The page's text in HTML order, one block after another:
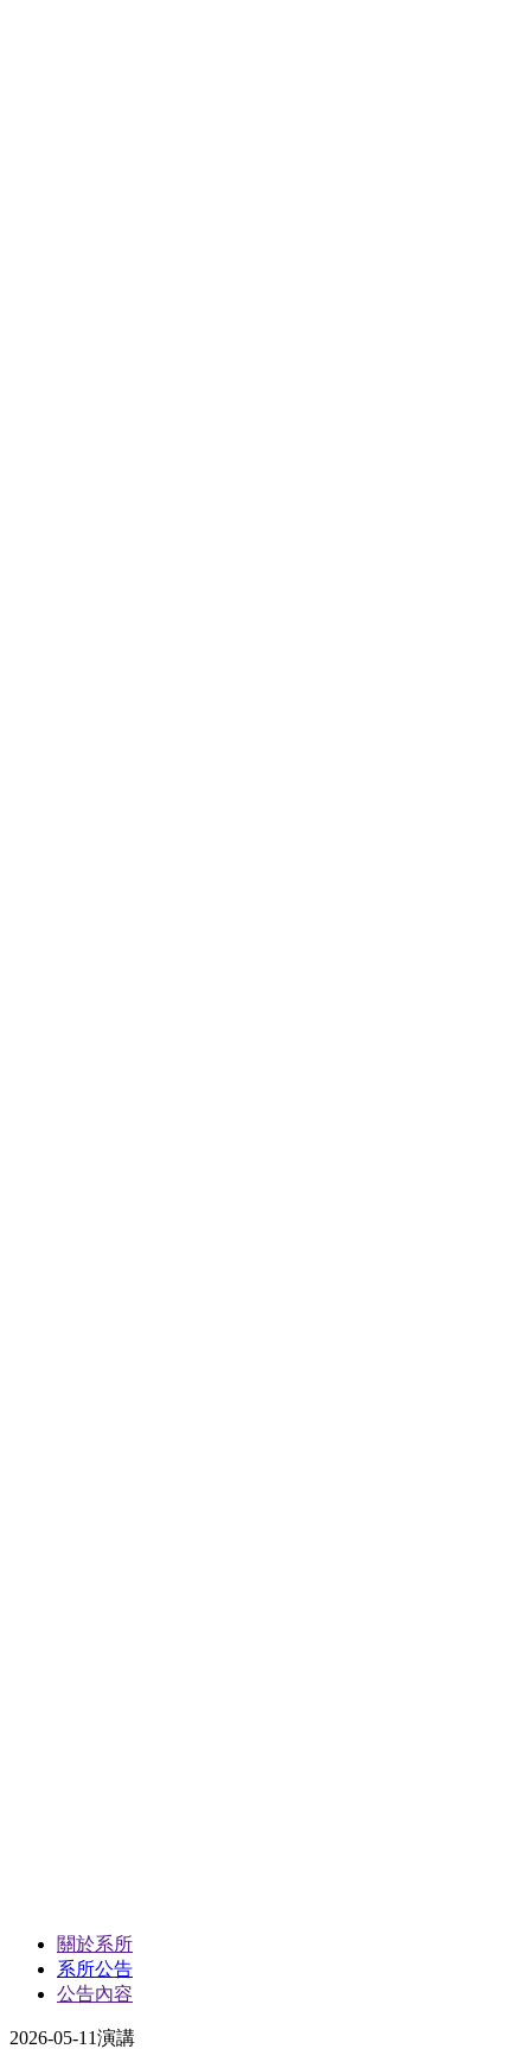
關於系所
系所公告
公告內容
2026-05-11演講